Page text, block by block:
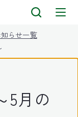
知らせ一覧
5月の